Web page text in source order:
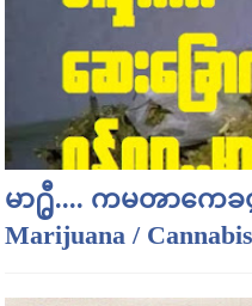
မာ႐ွီ.... ကမၻာကေခၚ
Marijuana / Cannabis